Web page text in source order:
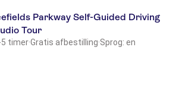
Parkway Self-Guided Driving
Tour
5 timer·Gratis afbestilling·Sprog: en